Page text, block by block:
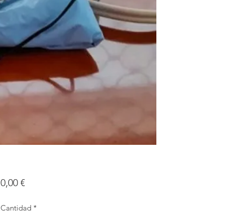
0,00 €Precio
Cantidad *